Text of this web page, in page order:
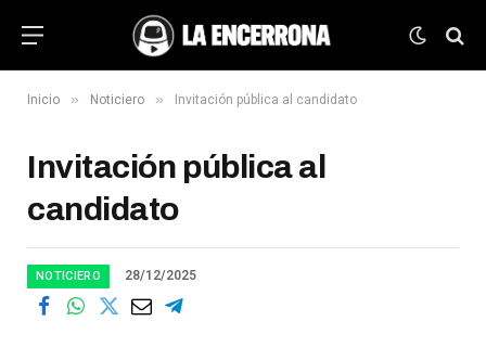
Inicio » Noticiero » Invitación pública al candidato
Invitación pública al
candidato
NOTICIERO 28/12/2025